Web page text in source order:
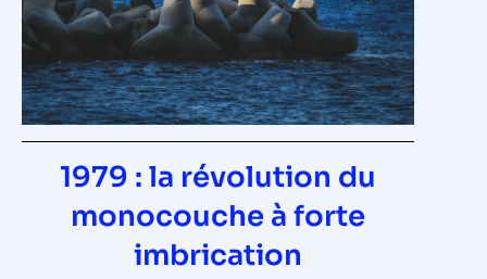
1979 : la révolution du
monocouche à forte
imbrication